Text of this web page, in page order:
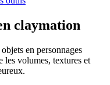
claymation
en personnages
les volumes, textures et